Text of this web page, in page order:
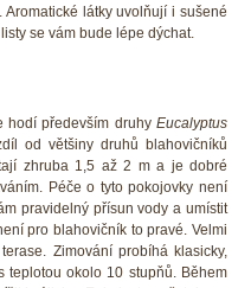
látky uvolňují i sušené
se vám bude lépe dýchat.
hodí především druhy Eucalyptus
od většiny druhů blahovičníků
zhruba 1,5 až 2 m a je dobré
Péče o tyto pokojovky není
pravidelný přísun vody a umístit
pro blahovičník to pravé. Velmi
Zimování probíhá klasicky,
teplotou okolo 10 stupňů. Během